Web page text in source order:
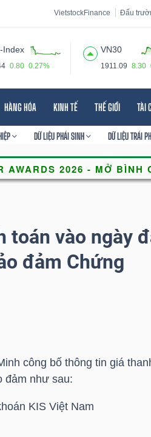
VietstockFinance Đấu
Index
0.80 0.27%
VN30
1911.09 8.30
HÀNG HÓA KINH TẾ THẾ GIỚI TÀI
DỮ LIỆU PHÁI SINH DỮ LIỆU TRÁI
toán vào ngày
đảm Chứng
công bố thông tin giá
đảm như sau:
KIS Việt Nam